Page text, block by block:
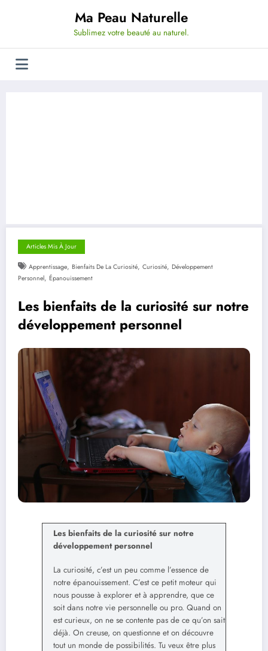
Ma Peau Naturelle
Sublimez votre beauté au naturel.
Articles Mis À Jour
Apprentissage, Bienfaits De La Curiosité, Curiosité, Développement
Personnel, Épanouissement
Les bienfaits de la curiosité sur notre
développement personnel
Les bienfaits de la curiosité sur notre
développement personnel
La curiosité, c’est un peu comme l’essence de
notre épanouissement. C’est ce petit moteur qui
nous pousse à explorer et à apprendre, que ce
soit dans notre vie personnelle ou pro. Quand on
est curieux, on ne se contente pas de ce qu’on sait
déjà. On creuse, on questionne et on découvre
tout un monde de possibilités. Tu veux être plus